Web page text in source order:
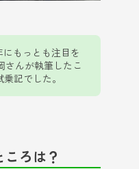
にもっとも注目を
さんが執筆したこ
記でした。
ろは？